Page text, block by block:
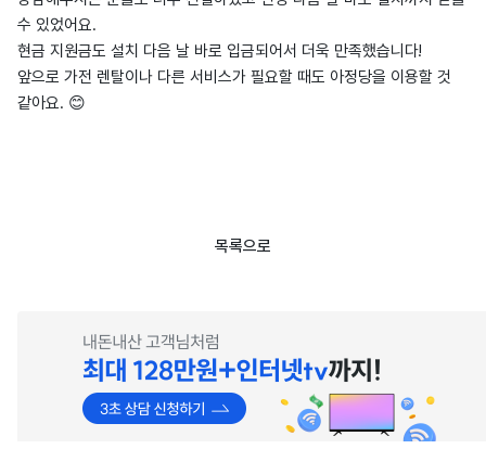
수 있었어요.
현금 지원금도 설치 다음 날 바로 입금되어서 더욱 만족했습니다!
앞으로 가전 렌탈이나 다른 서비스가 필요할 때도 아정당을 이용할 것
같아요. 😊
목록으로